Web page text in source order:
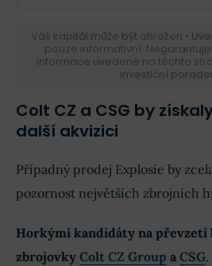
Váš kapitál může být ohrožen •
pouze informativní.
informace uvedené na těchto
investiční
Colt CZ a CSG by
další akvizici
Případný prodej Explosie by
pozornost největších zbrojních
Horkými kandidáty na převzetí
zbrojovky Colt CZ Group a CSG